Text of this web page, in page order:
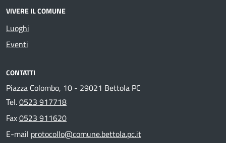
VIVERE IL COMUNE
Luoghi
Eventi
CONTATTI
Piazza Colombo, 10 - 29021 Bettola PC
Tel.0523 917718
Fax0523 911620
E-mail protocollo@comune.bettola.pc.it